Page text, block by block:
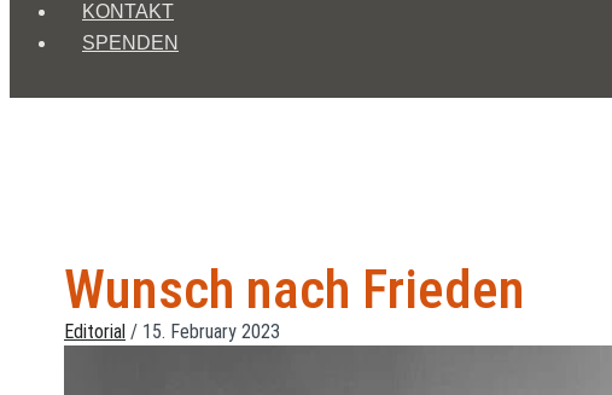
KONTAKT
SPENDEN
Wunsch nach Frieden
Editorial / 15. February 2023